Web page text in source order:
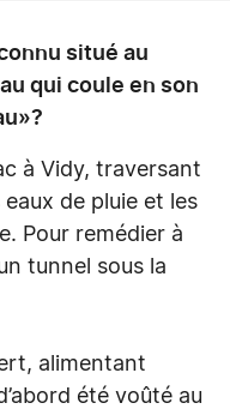
situé au
qui coule en son
à Vidy, traversant
de pluie et les
Pour remédier à
tunnel sous la
alimentant
été voûté au